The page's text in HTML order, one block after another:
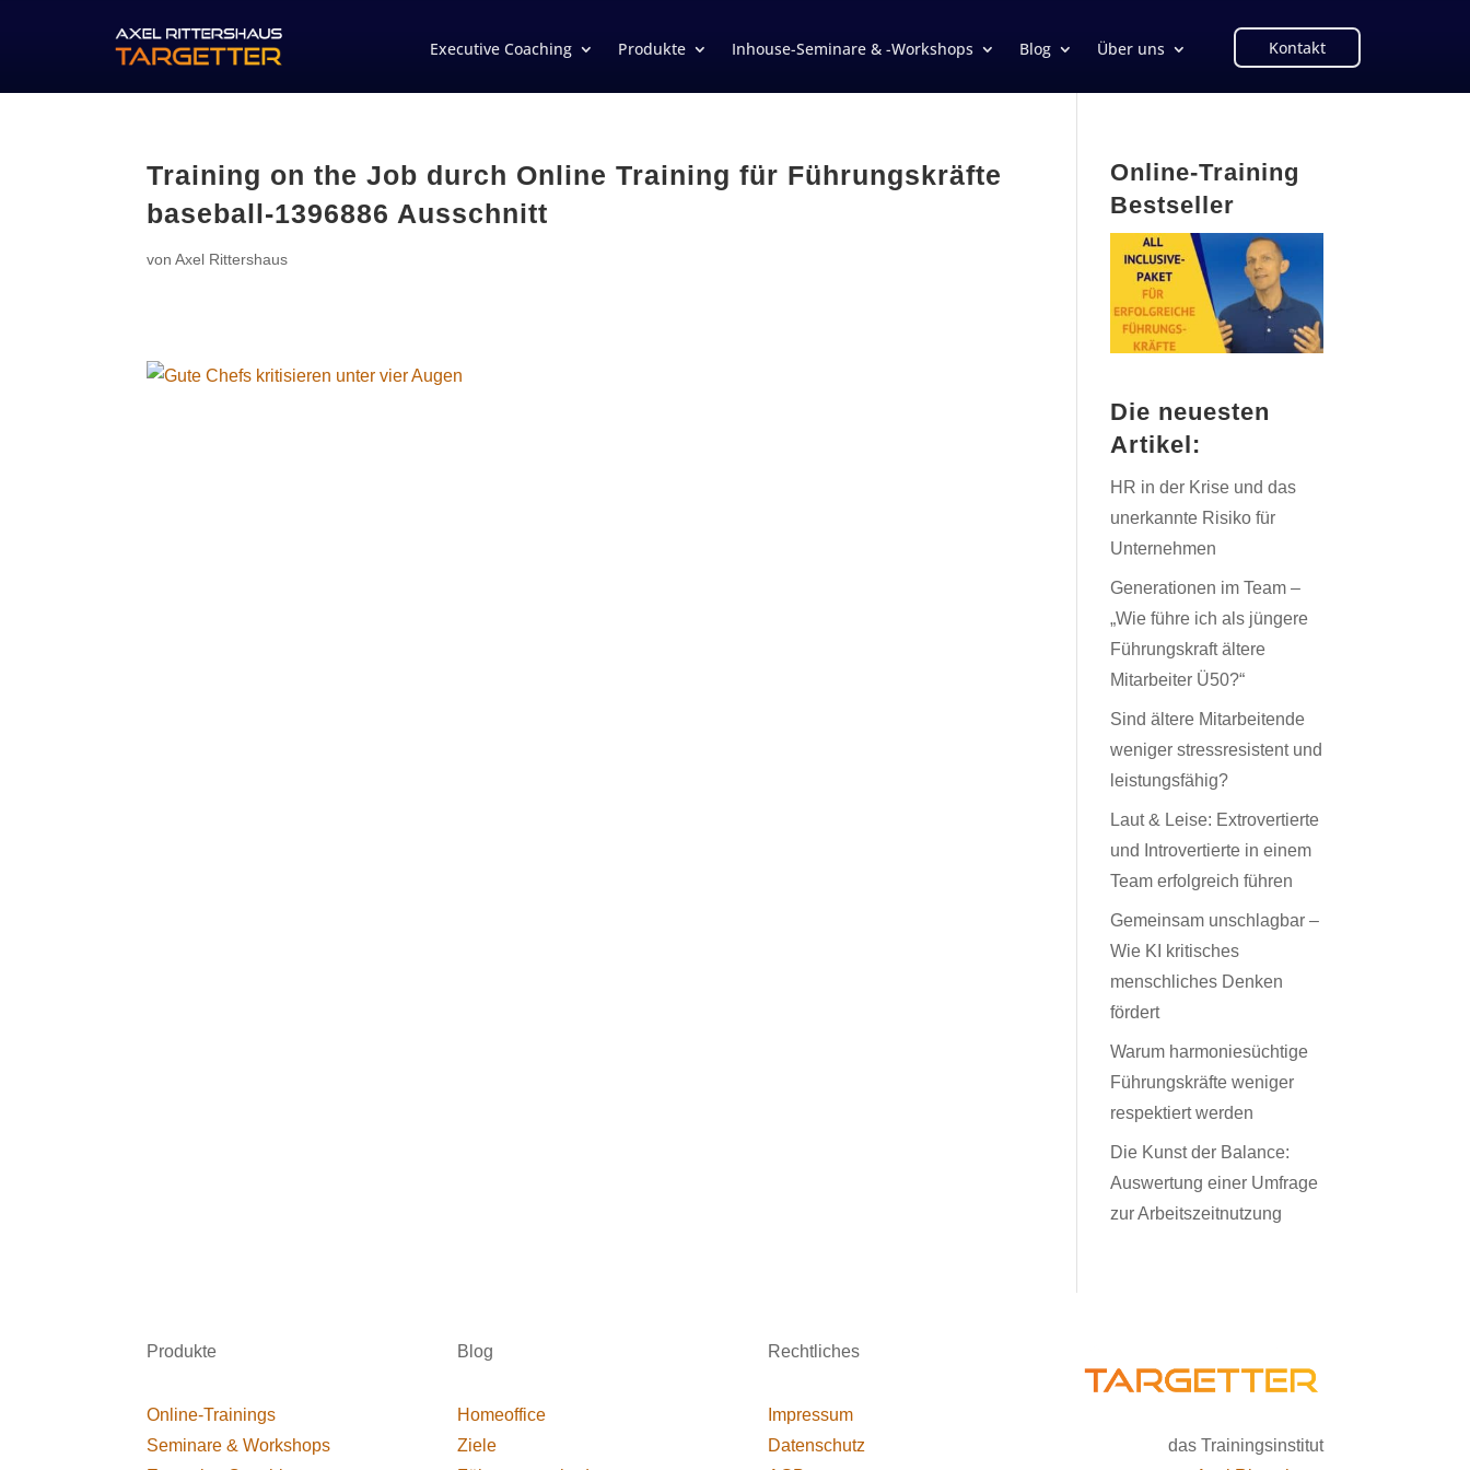
Executive Coaching Produkte Inhouse-Seminare & -Workshops Blog Über uns Kontakt
Training on the Job durch Online Training für Führungskräfte
baseball-1396886 Ausschnitt
vonAxel Rittershaus
Online-Training
Bestseller
Die neuesten
Artikel:
HR in der Krise und das
unerkannte Risiko für
Unternehmen
Generationen im Team –
„Wie führe ich als jüngere
Führungskraft ältere
Mitarbeiter Ü50?“
Sind ältere Mitarbeitende
weniger stressresistent und
leistungsfähig?
Laut & Leise: Extrovertierte
und Introvertierte in einem
Team erfolgreich führen
Gemeinsam unschlagbar –
Wie KI kritisches
menschliches Denken
fördert
Warum harmoniesüchtige
Führungskräfte weniger
respektiert werden
Die Kunst der Balance:
Auswertung einer Umfrage
zur Arbeitszeitnutzung
Produkte
Online-Trainings
Seminare & Workshops
Blog
Homeoffice
Ziele
Rechtliches
Impressum
Datenschutz
das Trainingsinstitut